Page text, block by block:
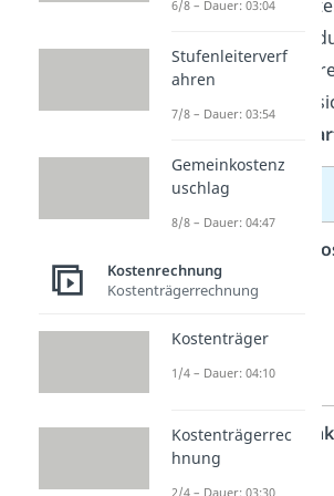
Damit du alle
zuordnest, wenn
Herstellkosten
du hier eine
Kostenart
6/8 – Dauer: 03:04
Stufenleiterverf
ahren
7/8 – Dauer: 03:54
Gemeinkostenz
uschlag
8/8 – Dauer: 04:47
Kostenrechnung
Kostenträgerrechnung
Kostenträger
1/4 – Dauer: 04:10
Kostenträgerrec
hnung
2/4 – Dauer: 03:30